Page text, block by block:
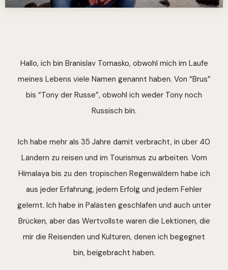
Hallo, ich bin Branislav Tomasko, obwohl mich im Laufe
meines Lebens viele Namen genannt haben. Von “Brus”
bis “Tony der Russe”, obwohl ich weder Tony noch
Russisch bin.
Ich habe mehr als 35 Jahre damit verbracht, in über 40
Ländern zu reisen und im Tourismus zu arbeiten. Vom
Himalaya bis zu den tropischen Regenwäldern habe ich
aus jeder Erfahrung, jedem Erfolg und jedem Fehler
gelernt. Ich habe in Palästen geschlafen und auch unter
Brücken, aber das Wertvollste waren die Lektionen, die
mir die Reisenden und Kulturen, denen ich begegnet
bin, beigebracht haben.